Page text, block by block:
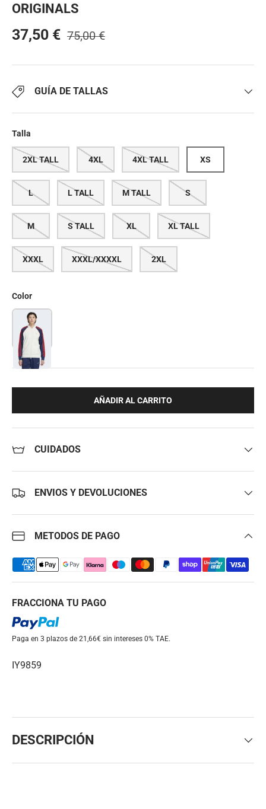
ORIGINALS
37,50 € 75,00 €
GUÍA DE TALLAS
Talla
2XL TALL 4XL 4XL TALL XS
L L TALL M TALL S
M S TALL XL XL TALL
XXXL XXXL/XXXXL 2XL
Color
AÑADIR AL CARRITO
CUIDADOS
ENVIOS Y DEVOLUCIONES
METODOS DE PAGO
FRACCIONA TU PAGO
Paga en 3 plazos de 21,66€ sin intereses 0% TAE.
IY9859
DESCRIPCIÓN